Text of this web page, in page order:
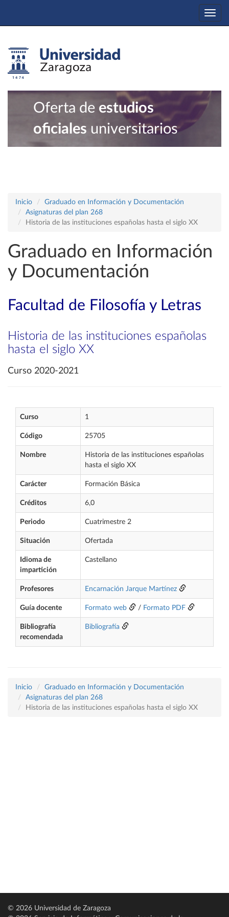
Oferta de estudios
oficiales universitarios
Inicio
Graduado en Información y Documentación
Asignaturas del plan 268
Historia de las instituciones españolas hasta el siglo XX
Graduado en Información
y Documentación
Facultad de Filosofía y Letras
Historia de las instituciones españolas
hasta el siglo XX
Curso 2020-2021
Curso 1
Código 25705
Nombre
Historia de las instituciones españolas
hasta el siglo XX
Carácter Formación Básica
Créditos 6,0
Periodo Cuatrimestre 2
Situación Ofertada
Idioma de
impartición
Castellano
Profesores Encarnación Jarque Martínez
Guía docente Formato web / Formato PDF
Bibliografía
recomendada
Bibliografía
Inicio
Graduado en Información y Documentación
Asignaturas del plan 268
Historia de las instituciones españolas hasta el siglo XX
© 2026 Universidad de Zaragoza